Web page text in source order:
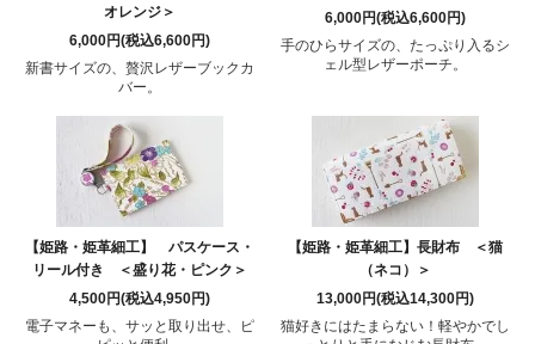
オレンジ＞
6,000円(税込6,600円)
新書サイズの、贅沢レザーブックカ
バー。
6,000円(税込6,600円)
手のひらサイズの、たっぷり入るシ
ェル型レザーポーチ。
【姫路・姫革細工】 パスケース・
リール付き ＜盛り花・ピンク＞
4,500円(税込4,950円)
電子マネーも、サッと取り出せ、ピ
【姫路・姫革細工】長財布 ＜猫
（ネコ）＞
13,000円(税込14,300円)
猫好きにはたまらない！軽やかでし